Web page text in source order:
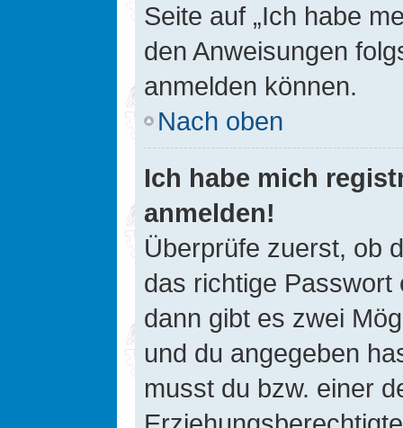
Seite auf „Ich habe
den Anweisungen
anmelden können.
Nach oben
Ich habe mich
anmelden!
Überprüfe zuerst, ob
das richtige Passwort
dann gibt es zwei
und du angegeben
musst du bzw. einer